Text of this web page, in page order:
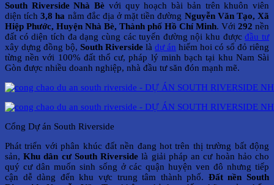
South Riverside Nhà Bè với quy hoạch bài bản trên khuôn viên
diện tích3,8 ha nằm đắc địa ở mặt tiền đường Nguyễn Văn Tạo, Xã
Hiệp Phước, Huyện Nhà Bè, Thành phố Hồ Chí Minh. Với 292 nền
đất có diện tích đa dạng cùng các tuyến đường nội khu đượcđầu tư
xây dựng đồng bộ, South Riverside là dự án hiếm hoi có sổ đỏ riêng
từng nền với 100% đất thổ cư, pháp lý minh bạch tại khu Nam Sài
Gòn được nhiều doanh nghiệp, nhà đầu tư săn đón mạnh mẽ.
Cổng Dự án South Riverside
Phát triển với phân khúc đất nền đang hot trên thị trường bất động
sản,Khu dân cư South Riverside là giải pháp an cư hoàn hảo cho
quý cư dân muốn sinh sống ở các quận huyện ven đô nhưng tiếp
cận dễ dàng đến khu vực trung tâm thành phố. Đất nền South